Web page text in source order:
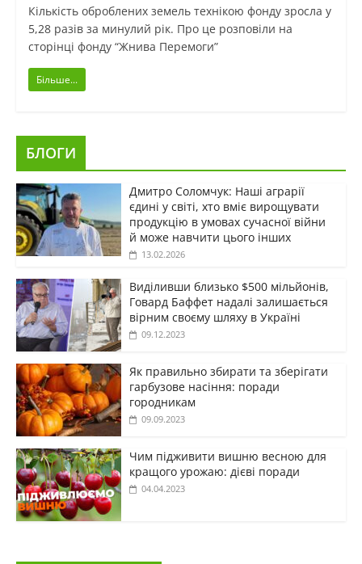
Кількість оброблених земель технікою фонду зросла у
5,28 разів за минулий рік. Про це розповіли на
сторінці фонду “Жнива Перемоги”
Більше...
БЛОГИ
Дмитро Соломчук: Наші аграрії
єдині у світі, хто вміє вирощувати
продукцію в умовах сучасної війни
й може навчити цього інших
13.02.2026
Виділивши близько $500 мільйонів,
Говард Баффет надалі залишається
вірним своєму шляху в Україні
09.12.2023
Як правильно збирати та зберігати
гарбузове насіння: поради
городникам
09.09.2023
Чим підживити вишню весною для
кращого урожаю: дієві поради
04.04.2023